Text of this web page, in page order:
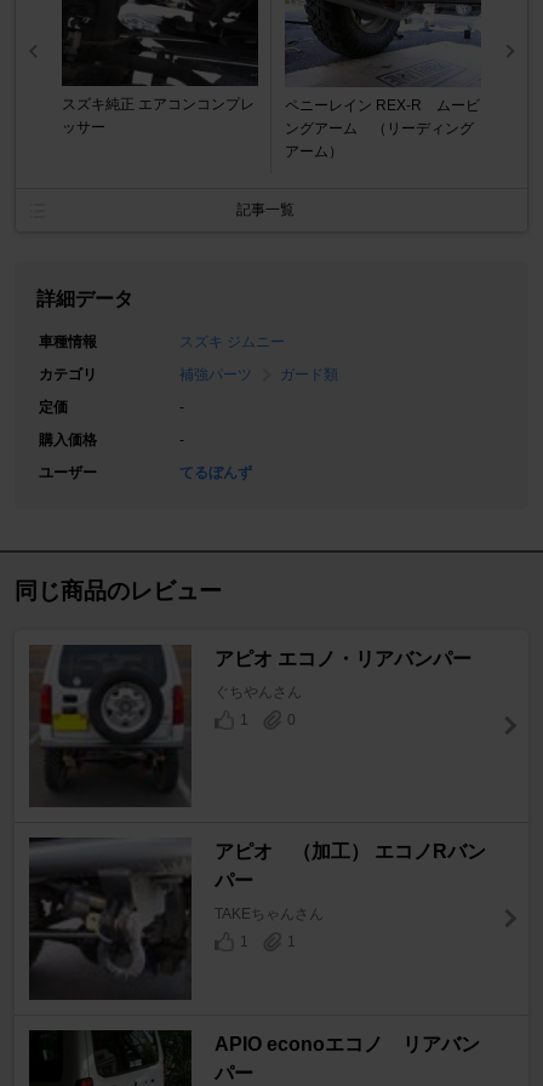
スズキ純正 エアコンコンプレ
ッサー
ペニーレイン REX-R ムービ
ングアーム （リーディング
アーム）
記事一覧
詳細データ
車種情報
スズキ ジムニー
カテゴリ
補強パーツ
ガード類
定価
-
購入価格
-
ユーザー
てるぼんず
同じ商品のレビュー
アピオ エコノ・リアバンパー
ぐちやんさん
1
0
アピオ （加工） エコノRバン
パー
TAKEちゃんさん
1
1
APIO econoエコノ リアバン
パー